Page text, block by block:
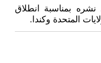
في 2018 ونعيد نشره بمناسبة انطلاق